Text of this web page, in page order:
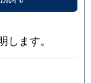
ます。